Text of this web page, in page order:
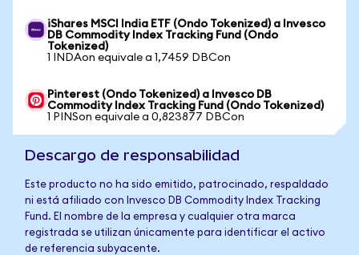
iShares MSCI India ETF (Ondo Tokenized) a Invesco
DB Commodity Index Tracking Fund (Ondo
Tokenized)
1 INDAon equivale a 1,7459 DBCon
Pinterest (Ondo Tokenized) a Invesco DB
Commodity Index Tracking Fund (Ondo Tokenized)
1 PINSon equivale a 0,823877 DBCon
Descargo de responsabilidad
Este producto no ha sido emitido, patrocinado, respaldado
ni está afiliado con Invesco DB Commodity Index Tracking
Fund. El nombre de la empresa y cualquier otra marca
registrada se utilizan únicamente para identificar el activo
de referencia subyacente.